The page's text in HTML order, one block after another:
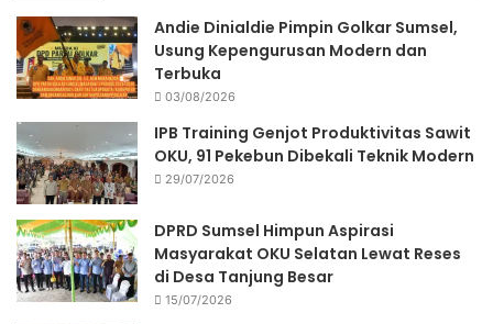
Andie Dinialdie Pimpin Golkar Sumsel,
Usung Kepengurusan Modern dan
Terbuka
03/08/2026
IPB Training Genjot Produktivitas Sawit
OKU, 91 Pekebun Dibekali Teknik Modern
29/07/2026
DPRD Sumsel Himpun Aspirasi
Masyarakat OKU Selatan Lewat Reses
di Desa Tanjung Besar
15/07/2026